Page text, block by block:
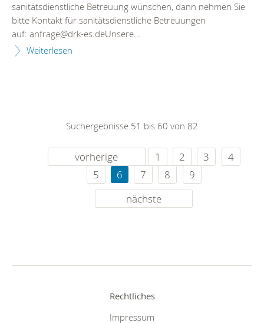
sanitätsdienstliche Betreuung wünschen, dann nehmen Sie
bitte Kontakt für sanitätsdienstliche Betreuungen
auf: anfrage@drk-es.deUnsere...
Weiterlesen
Suchergebnisse 51 bis 60 von 82
vorherige 1 2 3
4
5
6 7 8
9
nächste
Rechtliches
Impressum